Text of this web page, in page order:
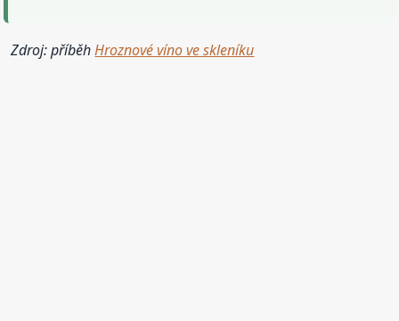
Zdroj: příběhHroznové víno ve skleníku